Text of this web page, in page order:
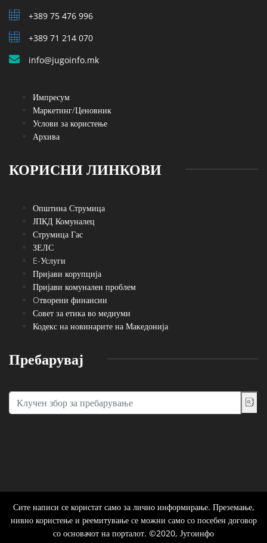
+389 75 476 996
+389 71 214 070
info@jugoinfo.mk
Импресум
Маркетинг/Ценовник
Услови за користење
Архива
КОРИСНИ ЛИНКОВИ
Општина Струмица
ЈПКД Комуналец
Струмица Гас
ЗЕЛС
E-Услуги
Пријави корупција
Пријави комунален проблем
Oтворени финансии
Совет за етика во медиуми
Кодекс на новинарите на Македонија
Пребарувај
Сите написи се користат само за лично информирање. Преземање,
нивно користење и реемитување се можни само со посебен договор
со основачот на порталот. ©2020, Југоинфо